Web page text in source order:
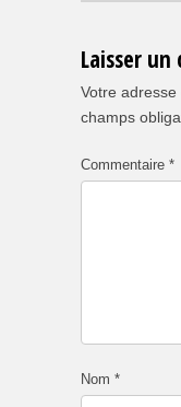
Laisser
Votre adresse
champs
Commentaire *
Nom *